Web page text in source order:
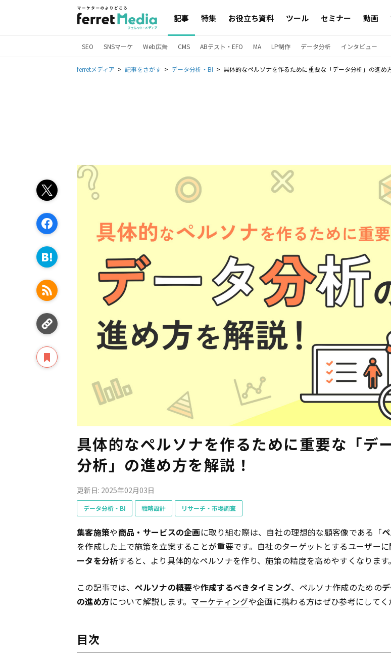
記事 特集 お役立ち資料 ツール セミナー 動画
SEO SNSマーケ Web広告 CMS ABテスト・EFO MA LP制作 データ分析 インタビュー
ferretメディア 記事をさがす データ分析・BI 具体的なペルソナを作るために重要な「データ分析」の進め
具体的なペルソナを作るために重要な「デ
分析」の進め方を解説！
更新日: 2025年02月03日
データ分析・BI 戦略設計 リサーチ・市場調査
集客施策や商品・サービスの企画に取り組む際は、自社の理想的な顧客像である「
を作成した上で施策を立案することが重要です。自社のターゲットとするユーザーに
ータを分析すると、より具体的なペルソナを作り、施策の精度を高めやすくなります。
この記事では、 ペルソナの概要や作成するべきタイミング、ペルソナ作成のための
の進め方について解説します。 マーケティングや企画に携わる方はぜひ参考にしてく
目次